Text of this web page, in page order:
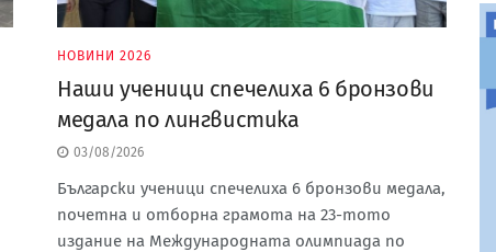
НОВИНИ 2026
Наши ученици спечелиха 6 бронзови
медала по лингвистика
03/08/2026
Български ученици спечелиха 6 бронзови медала,
почетна и отборна грамота на 23-тото
издание на Международната олимпиада по